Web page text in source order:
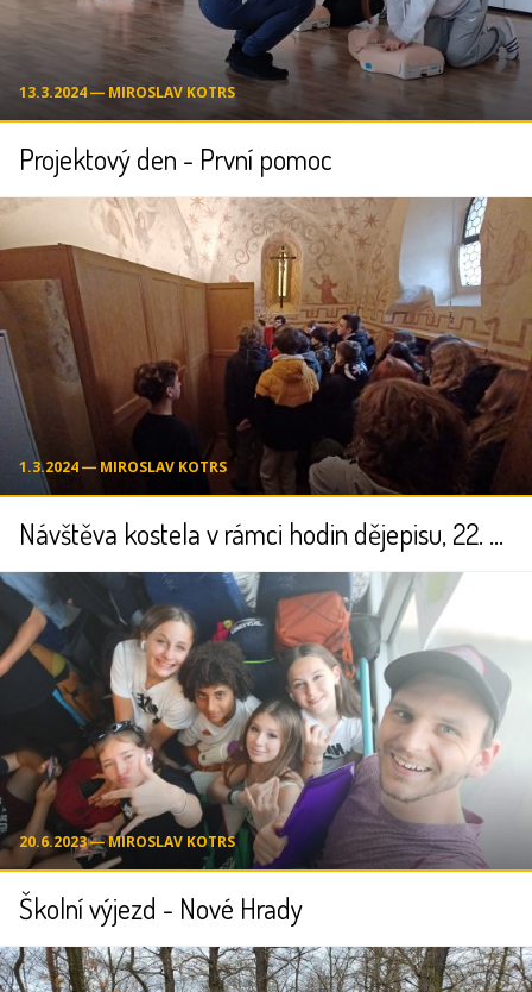
13.3.2024 ― MIROSLAV KOTRS
Projektový den - První pomoc
1.3.2024 ― MIROSLAV KOTRS
Návštěva kostela v rámci hodin dějepisu, 22. února 2024
20.6.2023 ― MIROSLAV KOTRS
Školní výjezd - Nové Hrady